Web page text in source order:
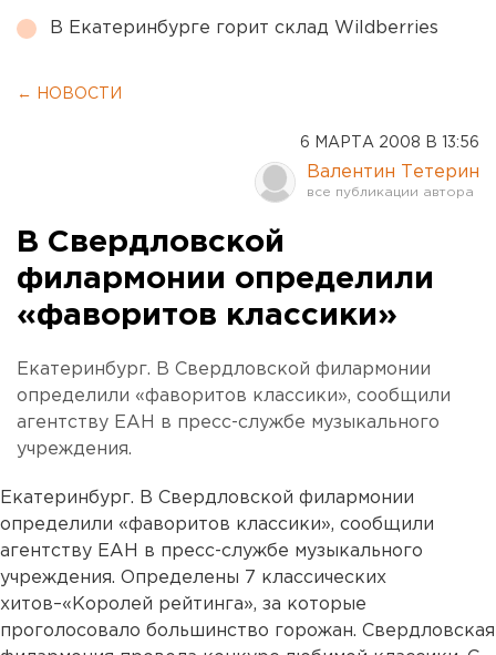
В Екатеринбурге горит склад Wildberries
← НОВОСТИ
6 МАРТА 2008 В 13:56
Валентин Тетерин
В Свердловской
филармонии определили
«фаворитов классики»
Екатеринбург. В Свердловской филармонии
определили «фаворитов классики», сообщили
агентству ЕАН в пресс-службе музыкального
учреждения.
Екатеринбург. В Свердловской филармонии
определили «фаворитов классики», сообщили
агентству ЕАН в пресс-службе музыкального
учреждения. Определены 7 классических
хитов–«Королей рейтинга», за которые
проголосовало большинство горожан. Свердловская